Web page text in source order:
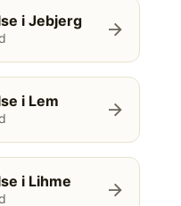
i Jebjerg arrow_forward
i Lem arrow_forward
i Lihme arrow_forward